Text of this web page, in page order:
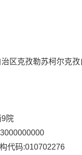
区克孜勒苏柯尔克
9院
代码:010702276